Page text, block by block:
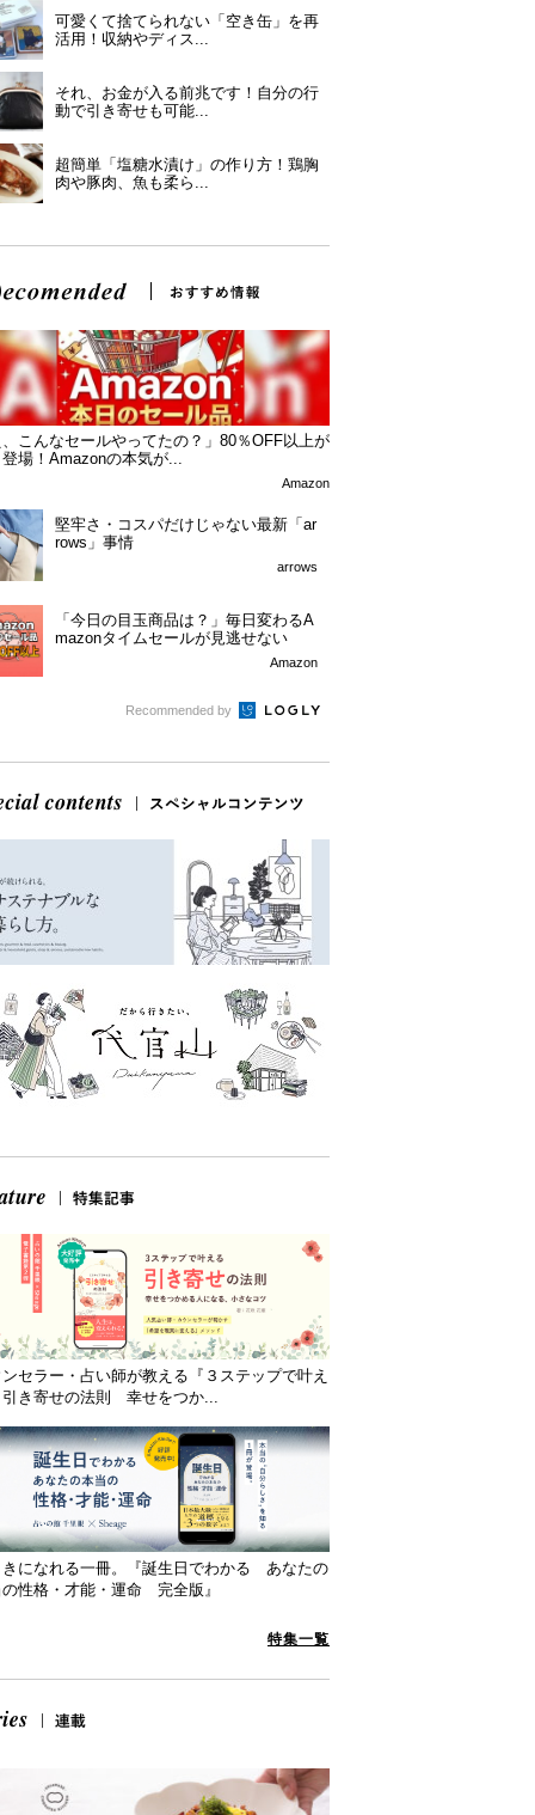
可愛くて捨てられない「空き缶」を再
活用！収納やディス...
それ、お金が入る前兆です！自分の行
動で引き寄せも可能...
超簡単「塩糖水漬け」の作り方！鶏胸
肉や豚肉、魚も柔ら...
こんなセールやってたの？」80％OFF以上が
場！Amazonの本気が...
Amazon
堅牢さ・コスパだけじゃない最新「ar
rows」事情
arrows
「今日の目玉商品は？」毎日変わるA
mazonタイムセールが見逃せない
Amazon
Recommended by
セラー・占い師が教える『３ステップで叶え
き寄せの法則 幸せをつか...
きになれる一冊。『誕生日でわかる あなたの
性格・才能・運命 完全版』
特集一覧